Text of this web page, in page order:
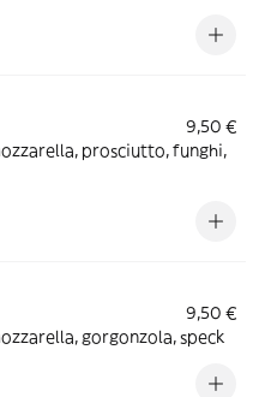
9,50 €
prosciutto, funghi,
9,50 €
gorgonzola, speck